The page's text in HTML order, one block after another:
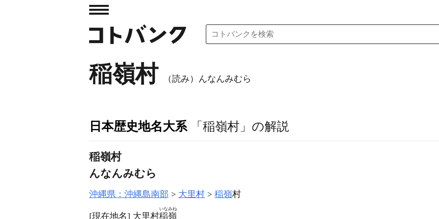
稲嶺村 （読み）んなんみむら
日本歴史地名大系 「稲嶺村」の解説
稲嶺村
んなんみむら
沖縄県：沖縄島南部 大里村 稲嶺村
[現在地名] 大里村稲嶺
いなみね